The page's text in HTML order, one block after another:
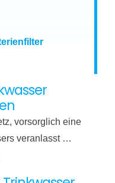
vorsorglich eine
veranlasst …